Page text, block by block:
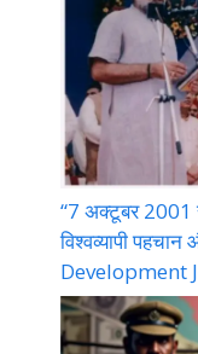
“7 अक्टूबर
विश्वव्यापी
Development